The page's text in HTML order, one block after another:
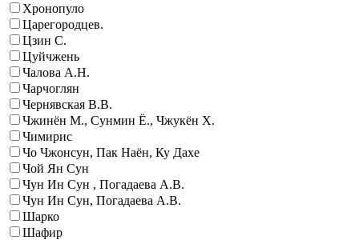
Хронопуло
Царегородцев.
Цзин С.
Цуйчжень
Чалова А.Н.
Чарчоглян
Чернявская В.В.
Чжинён М., Сунмин Ё., Чжукён Х.
Чимирис
Чо Чжонcун, Пак Наён, Ку Дахе
Чой Ян Сун
Чун Ин Сун , Погадаева А.В.
Чун Ин Сун, Погадаева А.В.
Шарко
Шафир